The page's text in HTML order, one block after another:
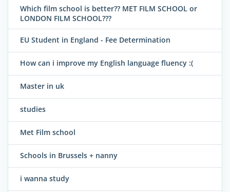
Which film school is better?? MET FILM SCHOOL or
LONDON FILM SCHOOL???
EU Student in England - Fee Determination
How can i improve my English language fluency :(
Master in uk
studies
Met Film school
Schools in Brussels + nanny
i wanna study